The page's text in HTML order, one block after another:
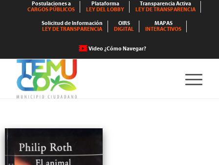
Postulaciones a
CARGOS PÚBLICOS
Plataforma
LEY DEL LOBBY
Transparencia Activa
LEY DE TRANSPARENCIA
Solicitud de Información
LEY DE TRANSPARENCIA
OIRS
DIGITAL
MAPAS
INTERACTIVOS
Video ¿Cómo Navegar?